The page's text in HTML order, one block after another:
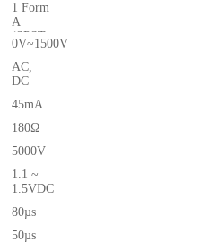
1 Form
A
(SPST-
NO)
0V~1500V
AC,
DC
45mA
180Ω
5000V
1.1 ~
1.5VDC
80µs
50µs